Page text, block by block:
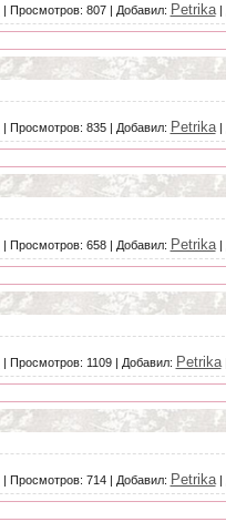
Просмотров: 807| Добавил: Petrika|
Просмотров: 835| Добавил: Petrika|
Просмотров: 658| Добавил: Petrika|
Просмотров: 1109| Добавил: Petrika|
Просмотров: 714| Добавил: Petrika|